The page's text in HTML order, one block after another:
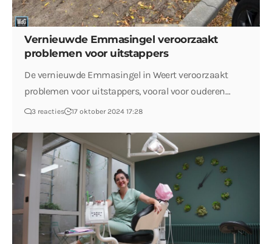
Vernieuwde Emmasingel veroorzaakt
problemen voor uitstappers
De vernieuwde Emmasingel in Weert veroorzaakt
problemen voor uitstappers, vooral voor ouderen…
3 reacties 17 oktober 2024 17:28